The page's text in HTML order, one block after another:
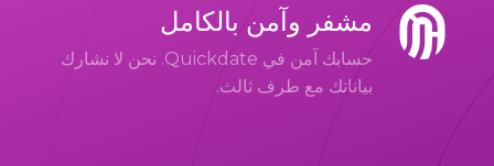
مشفر وآمن بالكامل
حسابك آمن في Quickdate. نحن لا نشارك
بياناتك مع طرف ثالث.